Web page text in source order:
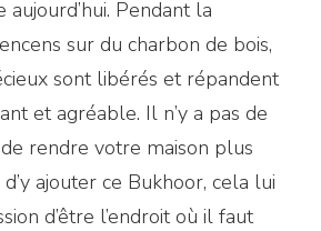
Pendant la
sur du charbon de bois,
sont libérés et répandent
et agréable. Il n’y a pas de
rendre votre maison plus
ajouter ce Bukhoor, cela lui
d’être l’endroit où il faut